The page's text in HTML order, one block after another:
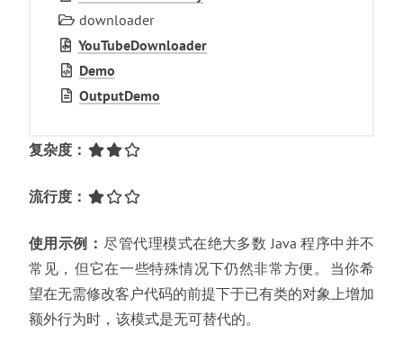
downloader
You­Tube­Downloader
Demo
Output­Demo
复杂度
流行度
使用示例
尽管代理模式在绝大多数 Java 程序中并不
常见 ， 但它在一些特殊情况下仍然非常方便。
当你希
望在无需修改客户代码的前提下于已有类的对象上增加
额外行为时
该模式是无可替代的。